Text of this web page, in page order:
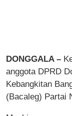
DONGGALA –
anggota DPRD
Kebangkitan
(Bacaleg) Partai